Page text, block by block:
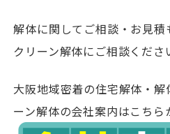
解体に関してご相談・お見
クリーン解体にご相談くださ
大阪地域密着の住宅解体・
ーン解体の会社案内はこちら